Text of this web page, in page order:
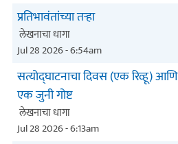
प्रतिभावंतांच्या तऱ्हा
लेखनाचा धागा
Jul 28 2026 - 6:54am
सत्योद्घाटनाचा दिवस (एक रिव्हू) आणि
एक जुनी गोष्ट
लेखनाचा धागा
Jul 28 2026 - 6:13am